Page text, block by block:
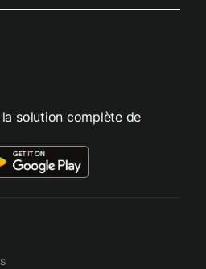
solution complète de